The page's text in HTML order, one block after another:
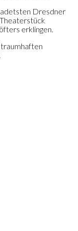
Dresdner
erklingen.